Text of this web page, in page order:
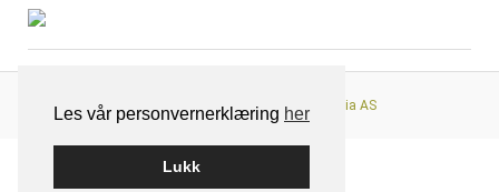
Les vår personvernerklæring her
Lukk
Nettløsningen er levert av Smart Media AS